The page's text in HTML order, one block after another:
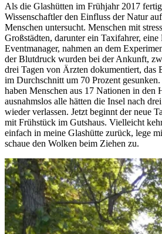
Als die Glashütten im Frühjahr 2017
Wissenschaftler den Einfluss der Natur
Menschen untersucht. Menschen mit
Großstädten, darunter ein Taxifahrer,
Eventmanager, nahmen an dem
der Blutdruck wurden bei der Ankunft,
drei Tagen von Ärzten dokumentiert, das
im Durchschnitt um 70 Prozent
haben Menschen aus 17 Nationen in den
ausnahmslos alle hätten die Insel nach
wieder verlassen. Jetzt beginnt der neue
mit Frühstück im Gutshaus. Vielleicht
einfach in meine Glashütte zurück, lege
schaue den Wolken beim Ziehen zu.